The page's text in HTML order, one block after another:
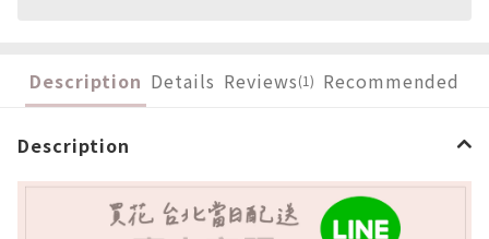
Description Details Reviews(1) Recommended
Description